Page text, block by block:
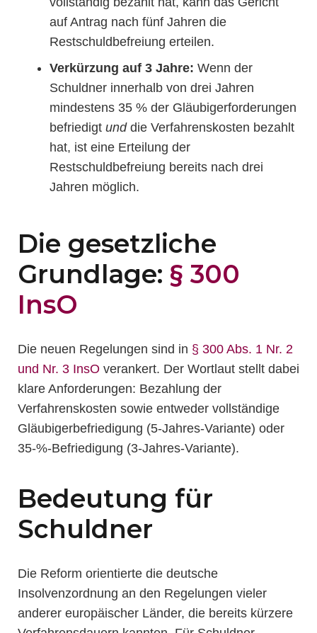
auf Antrag nach fünf Jahren die
Restschuldbefreiung erteilen.
Verkürzung auf 3 Jahre: Wenn der
Schuldner innerhalb von drei Jahren
mindestens 35 % der Gläubigerforderungen
befriedigt unddie Verfahrenskosten bezahlt
hat, ist eine Erteilung der
Restschuldbefreiung bereits nach drei
Jahren möglich.
Die gesetzliche
Grundlage: § 300
InsO
Die neuen Regelungen sind in § 300 Abs. 1 Nr. 2
und Nr. 3 InsO verankert. Der Wortlaut stellt dabei
klare Anforderungen: Bezahlung der
Verfahrenskosten sowie entweder vollständige
Gläubigerbefriedigung (5-Jahres-Variante) oder
35-%-Befriedigung (3-Jahres-Variante).
Bedeutung für
Schuldner
Die Reform orientierte die deutsche
Insolvenzordnung an den Regelungen vieler
anderer europäischer Länder, die bereits kürzere